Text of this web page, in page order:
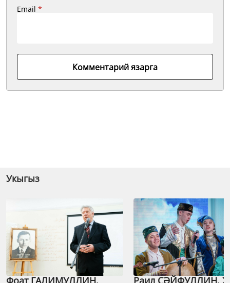
Email *
Комментарий язарга
Укыгыз
Фоат ГАЛИМУЛЛИН. Раил СӘЙФУЛЛИН.